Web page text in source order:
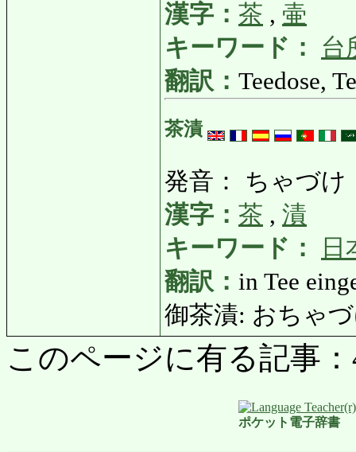
漢字： 茶 , 壷
キーワード：
台
翻訳： Teedose,
茶漬
発音： ちゃづけ
漢字： 茶 , 漬
キーワード：
日
翻訳： in Tee
御茶漬: おちゃ
このページに有る記事
ポケット電子辞書